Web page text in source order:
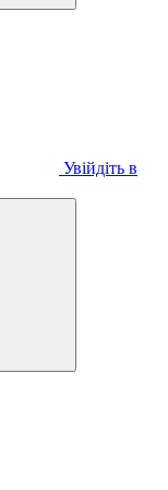
Увійдіть в